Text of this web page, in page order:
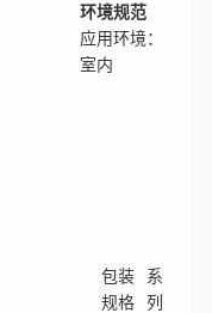
环境规范
应用环境：
室内
包装
规格
系
列